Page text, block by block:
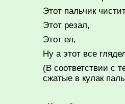
Этот пальчик
Этот резал,
Этот ел,
Ну а этот все
(В соответствии с
сжатые в кулак